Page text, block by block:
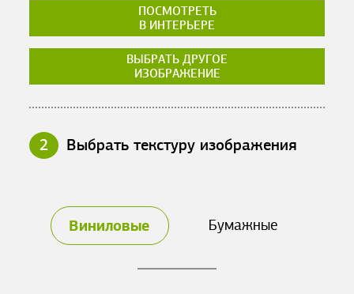
ПОСМОТРЕТЬ
В ИНТЕРЬЕРЕ
ВЫБРАТЬ ДРУГОЕ
ИЗОБРАЖЕНИЕ
2 Выбрать текстуру изображения
Виниловые Бумажные